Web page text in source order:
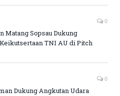
0
Matang Sopsau Dukung
TNI AU di Pitch
0
Dukung Angkutan Udara